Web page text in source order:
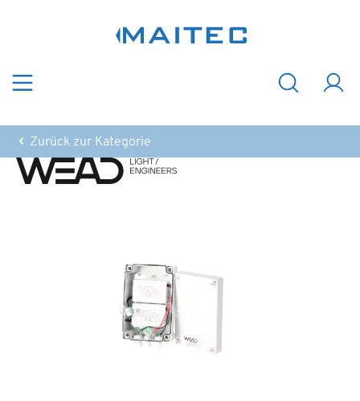
Zurück zur Kategorie